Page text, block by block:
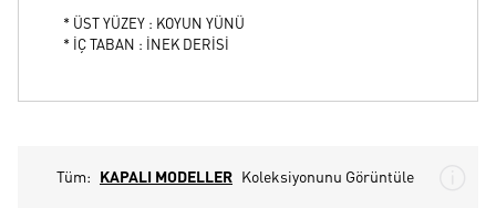
* ÜST YÜZEY : KOYUN YÜNÜ
* İÇ TABAN : İNEK DERİSİ
Tüm: KAPALI MODELLER Koleksiyonunu Görüntüle